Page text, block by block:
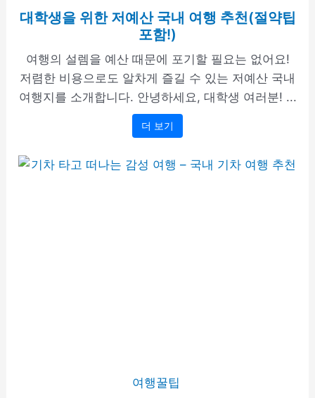
대학생을 위한 저예산 국내 여행 추천(절약팁
포함!)
여행의 설렘을 예산 때문에 포기할 필요는 없어요!
저렴한 비용으로도 알차게 즐길 수 있는 저예산 국내
여행지를 소개합니다. 안녕하세요, 대학생 여러분! ...
더 보기
여행꿀팁